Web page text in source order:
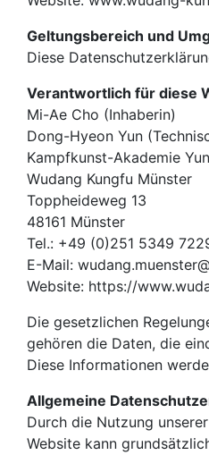
Geltungsbereich und
Diese
Verantwortlich für diese
Mi-Ae Cho (Inhaberin)
Dong-Hyeon Yun
Kampfkunst-Akademie Yun
Wudang Kungfu Münster
Toppheideweg 13
48161 Münster
Tel.: +49 (0)251 5349
E-Mail:
Website: https://
Die gesetzlichen
gehören die Daten, die
Diese Informationen
Allgemeine
Durch die Nutzung
Website kann